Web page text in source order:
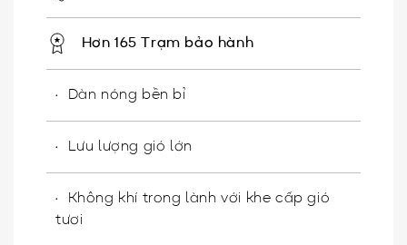
Hơn 165 Trạm bảo hành
Dàn nóng bền bỉ
Lưu lượng gió lớn
Không khí trong lành với khe cấp gió
tươi